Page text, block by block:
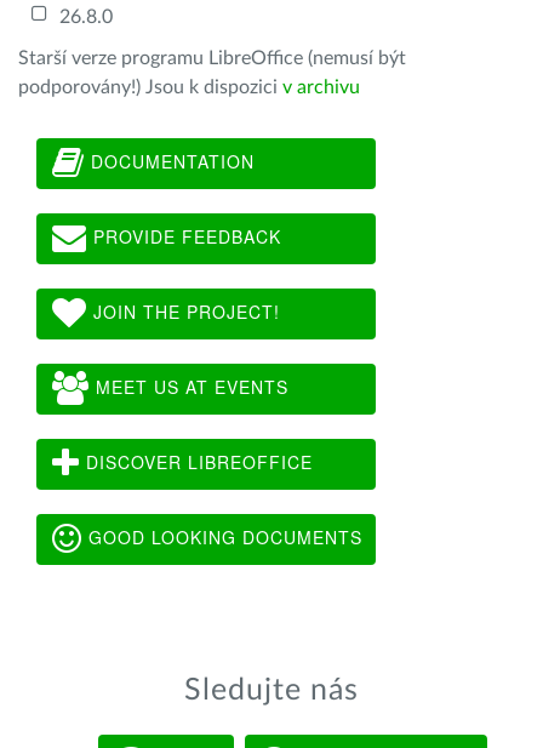
26.8.0
Starší verze programu LibreOffice (nemusí být
podporovány!) Jsou k dispozici v archivu
DOCUMENTATION
PROVIDE FEEDBACK
JOIN THE PROJECT!
MEET US AT EVENTS
DISCOVER LIBREOFFICE
GOOD LOOKING DOCUMENTS
Sledujte nás